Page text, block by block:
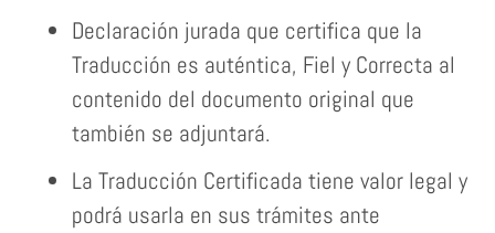
Declaración jurada que certifica que la
Traducción es auténtica, Fiel y Correcta al
contenido del documento original que
también se adjuntará.
La Traducción Certificada tiene valor legal y
podrá usarla en sus trámites ante